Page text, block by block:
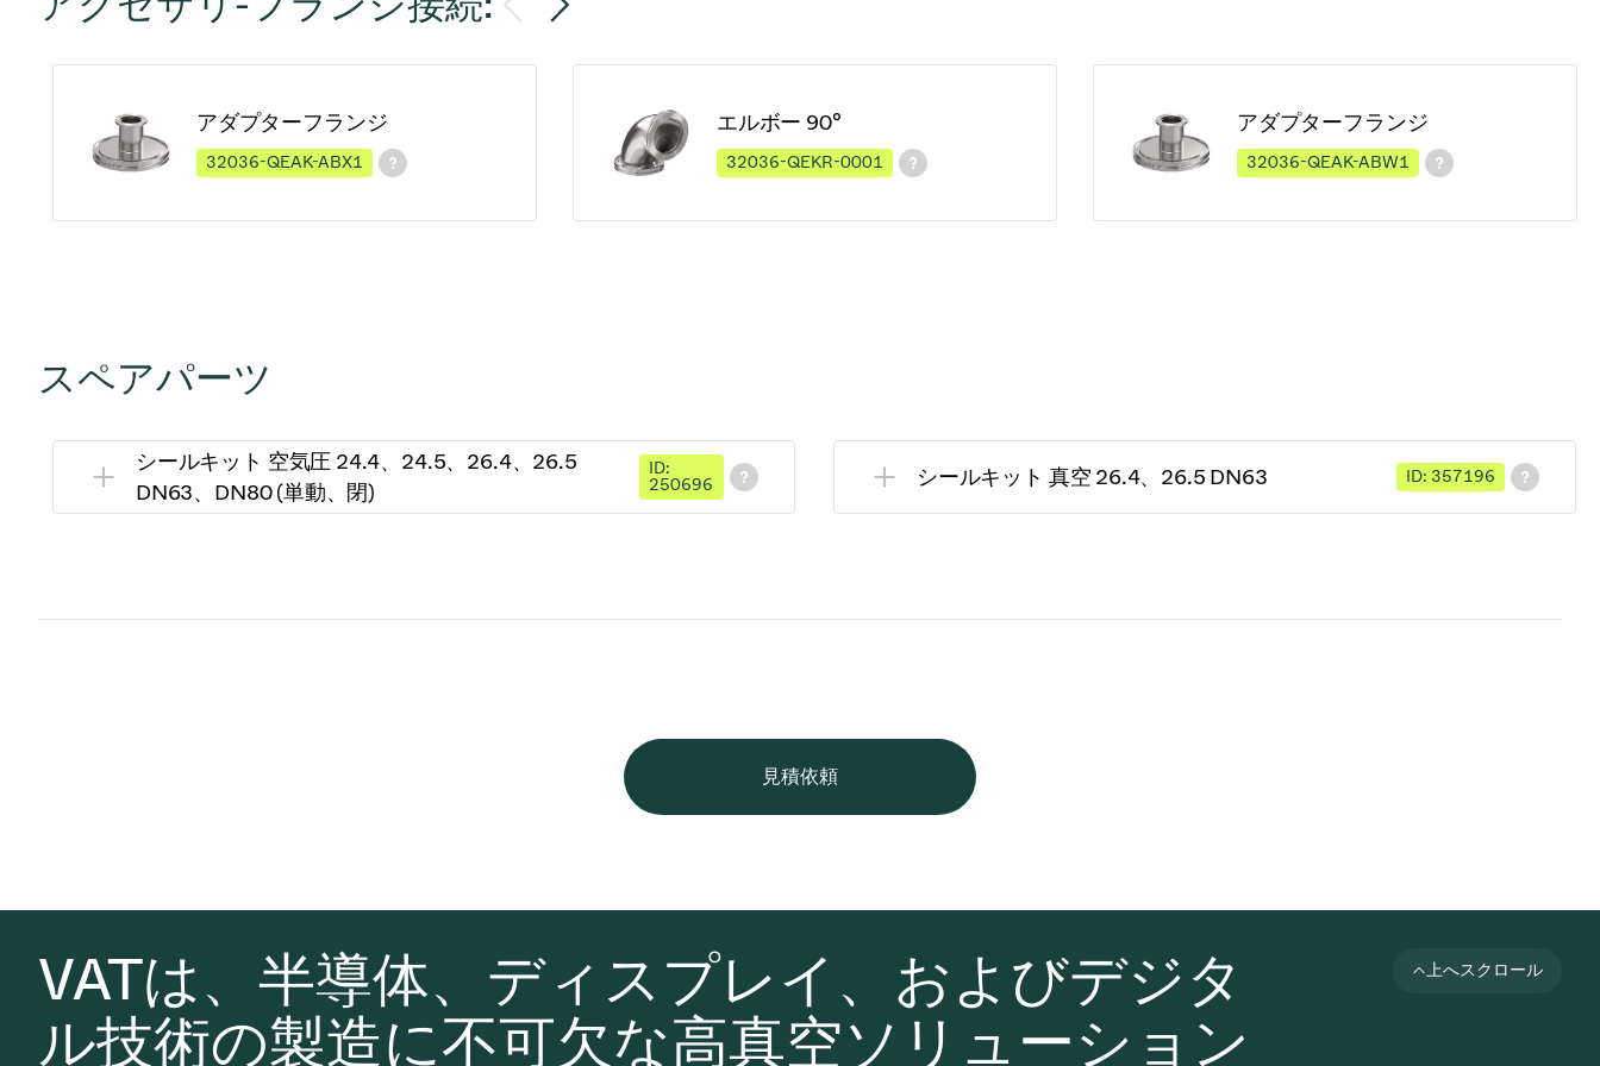
アダプターフランジ
32036-QEAK-ABX1
エルボー 90°
32036-QEKR-0001
アダプターフランジ
32036-QEAK-ABW1
スペアパーツ
シールキット 空気圧 24.4、24.5、26.4、26.5
DN63、DN80 (単動、閉)
ID:
250696
シールキット 真空 26.4、26.5 DN63 ID: 357196
見積依頼
VATは、半導体、ディスプレイ、およびデジタ
ル技術の製造に不可欠な高真空ソリューション
上へスクロール